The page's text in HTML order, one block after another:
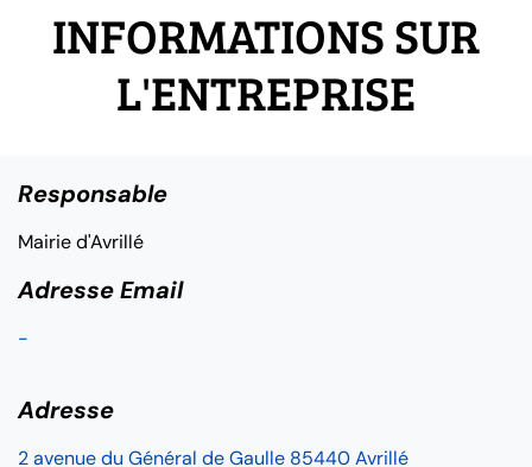
INFORMATIONS SUR
L'ENTREPRISE
Responsable
Mairie d'Avrillé
Adresse Email
-
Adresse
2 avenue du Général de Gaulle 85440 Avrillé